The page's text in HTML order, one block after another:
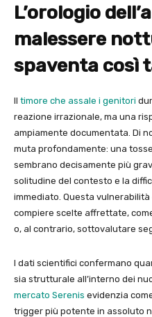
L’orologio
malessere
spaventa così
Il timore che assale i genitori
reazione irrazionale, ma una
ampiamente documentata. Di
muta profondamente: una
sembrano decisamente più
solitudine del contesto e la
immediato. Questa
compiere scelte affrettate,
o, al contrario, sottovalutare
I dati scientifici confermano
sia strutturale all’interno dei
mercato Serenis evidenzia
trigger più potente in assoluto